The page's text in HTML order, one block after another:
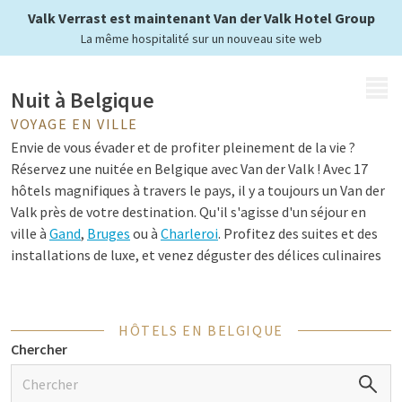
Valk Verrast est maintenant Van der Valk Hotel Group
La même hospitalité sur un nouveau site web
villes belges
Nuit à Belgique
VOYAGE EN VILLE
Envie de vous évader et de profiter pleinement de la vie ?
Réservez une nuitée en Belgique avec Van der Valk ! Avec 17
hôtels magnifiques à travers le pays, il y a toujours un Van der
Valk près de votre destination. Qu'il s'agisse d'un séjour en
ville à Gand, Bruges ou à Charleroi. Profitez des suites et des
installations de luxe, et venez déguster des délices culinaires
Séjour spécial en Belgique
HÔTELS EN BELGIQUE
Chercher